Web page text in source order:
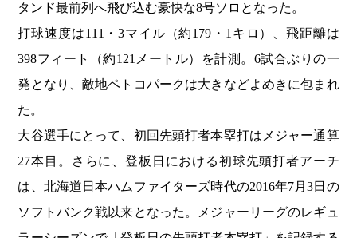
タンド最前列へ飛び込む豪快な8号ソロとなった。
打球速度は111・3マイル（約179・1キロ）、飛距離は
398フィート（約121メートル）を計測。6試合ぶりの一
発となり、敵地ペトコパークは大きなどよめきに包まれ
た。
大谷選手にとって、初回先頭打者本塁打はメジャー通算
27本目。さらに、登板日における初球先頭打者アーチ
は、北海道日本ハムファイターズ時代の2016年7月3日の
ソフトバンク戦以来となった。メジャーリーグのレギュ